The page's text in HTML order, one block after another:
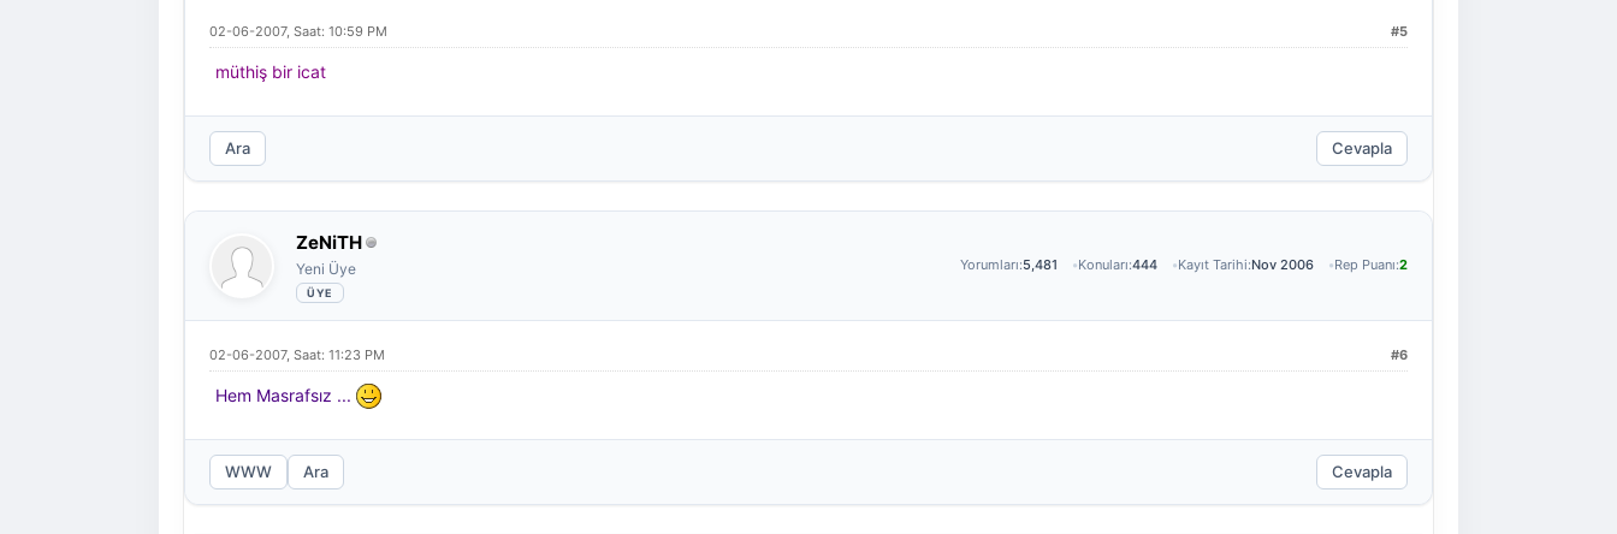
#5
02-06-2007, Saat: 10:59 PM
müthiş bir icat
Ara Cevapla
ZeNiTH
Yeni Üye Yorumları:5,481 Konuları:444 Kayıt Tarihi:Nov 2006 Rep Puanı:2
#6
02-06-2007, Saat: 11:23 PM
Hem Masrafsız ...
WWW Ara Cevapla